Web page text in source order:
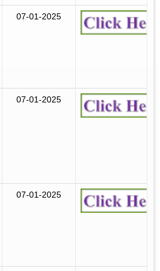
07-01-2025
07-01-2025
07-01-2025